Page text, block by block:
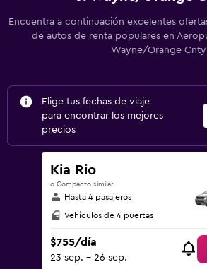
Encuentra a continuación excelentes
de autos de renta populares en
Wayne/Orange Cnty
Elige tus fechas de viaje
para encontrar los mejores
precios
Kia Rio
o Compacto similar
Hasta 4 pasajeros
Vehículos de 4 puertas
$755/día
23 sep. - 26 sep.